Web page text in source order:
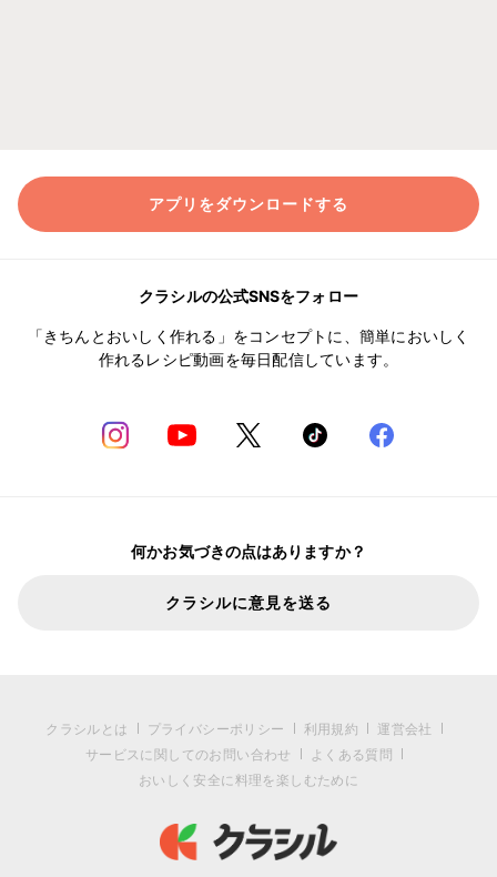
アプリをダウンロードする
クラシルの公式SNSをフォロー
「きちんとおいしく作れる」をコンセプトに、簡単においしく
作れるレシピ動画を毎日配信しています。
何かお気づきの点はありますか？
クラシルに意見を送る
クラシルとは プライバシーポリシー 利用規約
運営会社
サービスに関してのお問い合わせ
よくある質問
おいしく安全に料理を楽しむために